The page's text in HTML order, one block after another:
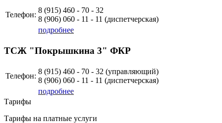
Телефон:
8 (915) 460 - 70 - 32
8 (906) 060 - 11 - 11 (диспетчерская)
подробнее
ТСЖ "Покрышкина 3" ФКР
Телефон:
8 (915) 460 - 70 - 32 (управляющий)
8 (906) 060 - 11 - 11 (диспетчерская)
подробнее
Тарифы
Тарифы на платные услуги